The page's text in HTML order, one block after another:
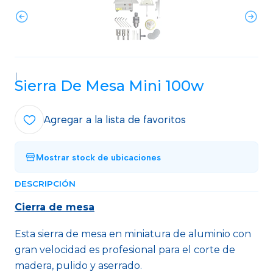
|
Sierra De Mesa Mini 100w
Agregar a la lista de favoritos
Mostrar stock de ubicaciones
DESCRIPCIÓN
Cierra de mesa
Esta sierra de mesa en miniatura de aluminio con
gran velocidad es profesional para el corte de
madera, pulido y aserrado.